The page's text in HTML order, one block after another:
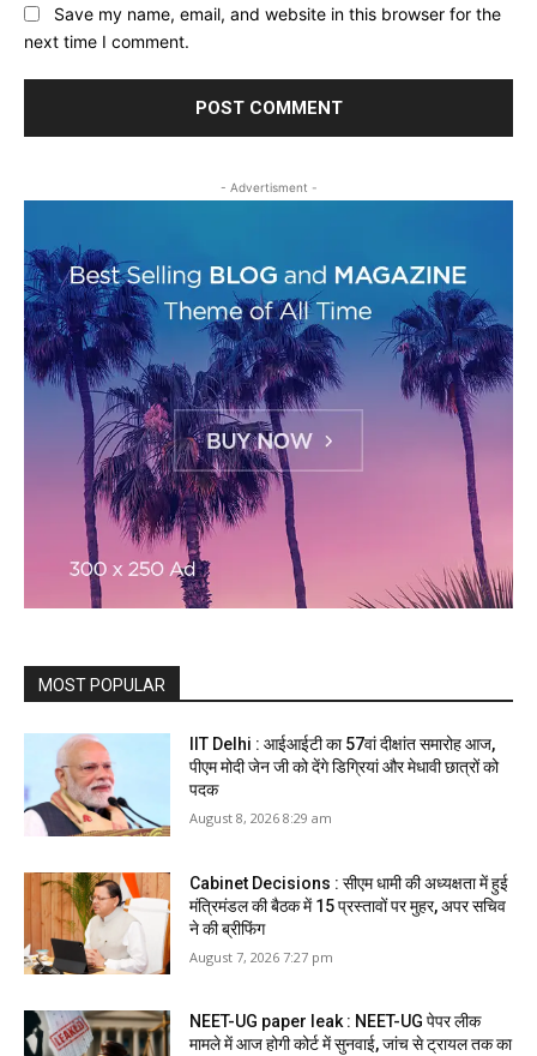
Save my name, email, and website in this browser for the
next time I comment.
- Advertisment -
MOST POPULAR
IIT Delhi : आईआईटी का 57वां दीक्षांत समारोह आज,
पीएम मोदी जेन जी को देंगे डिग्रियां और मेधावी छात्रों को
पदक
August 8, 2026 8:29 am
Cabinet Decisions : सीएम धामी की अध्यक्षता में हुई
मंत्रिमंडल की बैठक में 15 प्रस्तावों पर मुहर, अपर सचिव
ने की ब्रीफिंग
August 7, 2026 7:27 pm
NEET-UG paper leak : NEET-UG पेपर लीक
मामले में आज होगी कोर्ट में सुनवाई, जांच से ट्रायल तक का